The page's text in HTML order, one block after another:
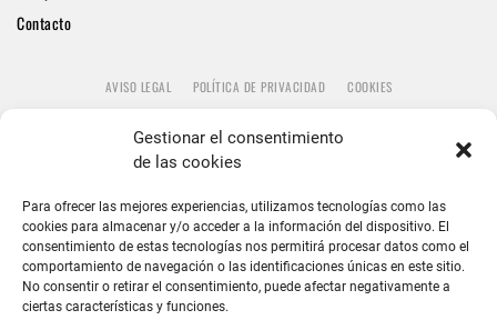
Gestionar el consentimiento
de las cookies
Para ofrecer las mejores experiencias, utilizamos tecnologías como las
cookies para almacenar y/o acceder a la información del dispositivo. El
consentimiento de estas tecnologías nos permitirá procesar datos como el
comportamiento de navegación o las identificaciones únicas en este sitio.
No consentir o retirar el consentimiento, puede afectar negativamente a
ciertas características y funciones.
Contacto
AVISO LEGAL POLÍTICA DE PRIVACIDAD COOKIES